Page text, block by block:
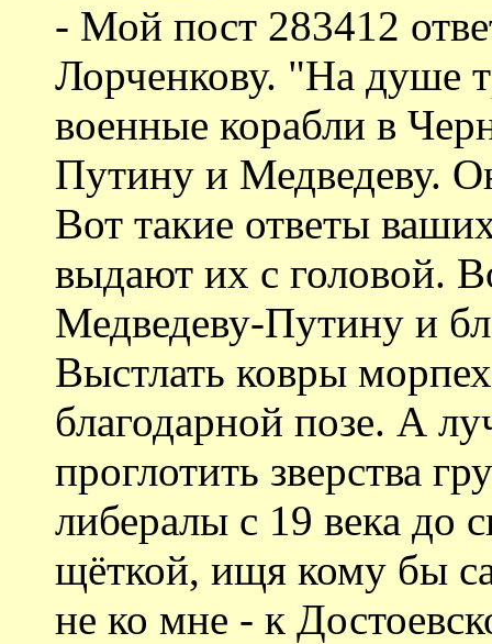
- Мой пост 283412
Лорченкову. "На душе
военные корабли в
Путину и Медведеву.
Вот такие ответы
выдают их с головой.
Медведеву-Путину и
Выстлать ковры
благодарной позе. А
проглотить зверства
либералы с 19 века до
щёткой, ищя кому бы
не ко мне - к